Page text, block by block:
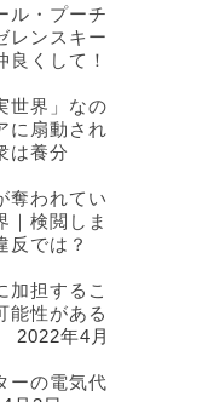
ル・プーチ
レンスキー
良くして！
世界」なの
に扇動され
は養分
奪われてい
｜検閲しま
反では？
加担するこ
能性がある
2022年4月
ーの電気代